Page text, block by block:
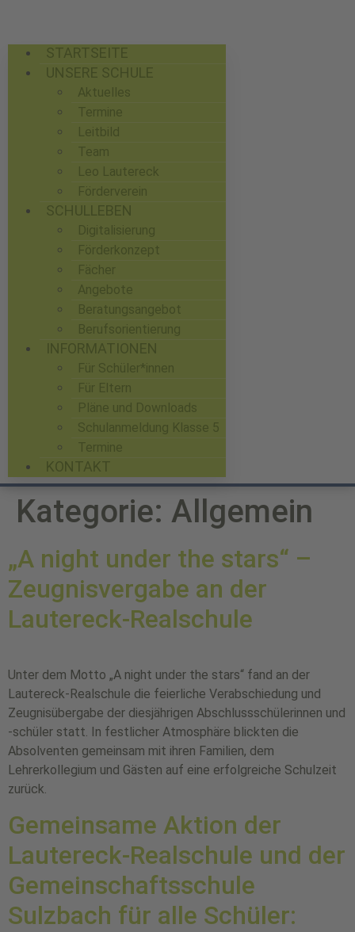
STARTSEITE
UNSERE SCHULE
Aktuelles
Termine
Leitbild
Team
Leo Lautereck
Förderverein
SCHULLEBEN
Digitalisierung
Förderkonzept
Fächer
Angebote
Beratungsangebot
Berufsorientierung
INFORMATIONEN
Für Schüler*innen
Für Eltern
Pläne und Downloads
Schulanmeldung Klasse 5
Termine
KONTAKT
Kategorie: Allgemein
„A night under the stars“ –
Zeugnisvergabe an der
Lautereck-Realschule
Unter dem Motto „A night under the stars“ fand an der
Lautereck-Realschule die feierliche Verabschiedung und
Zeugnisübergabe der diesjährigen Abschlussschülerinnen und
-schüler statt. In festlicher Atmosphäre blickten die
Absolventen gemeinsam mit ihren Familien, dem
Lehrerkollegium und Gästen auf eine erfolgreiche Schulzeit
zurück.
Gemeinsame Aktion der
Lautereck-Realschule und der
Gemeinschaftsschule
Sulzbach für alle Schüler: